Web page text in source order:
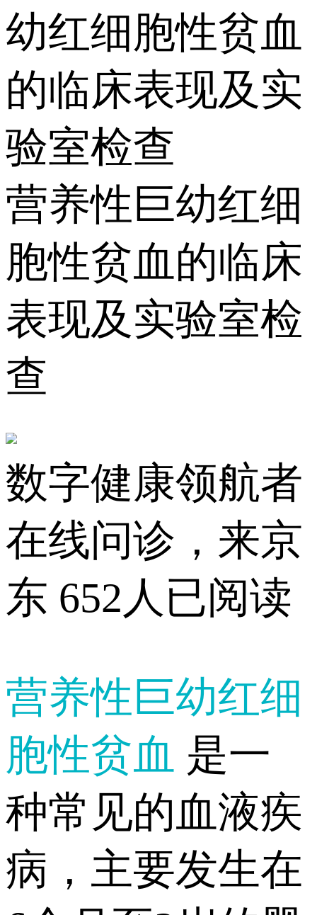
幼红细胞性贫血
的临床表现及实
验室检查
营养性巨幼红细
胞性贫血的临床
表现及实验室检
查
数字健康领航者
在线问诊，来京
东 652人已阅读
营养性巨幼红细
胞性贫血 是一
种常见的血液疾
病，主要发生在